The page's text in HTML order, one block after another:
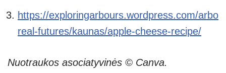
https://exploringarbours.wordpress.com/arbo
real-futures/kaunas/apple-cheese-recipe/
Nuotraukos asociatyvinės © Canva.